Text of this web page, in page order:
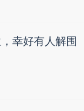
幸好有人解围